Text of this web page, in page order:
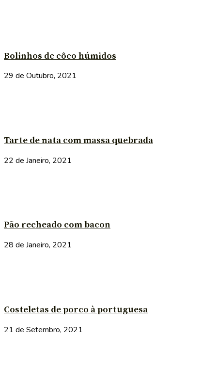
Bolinhos de côco húmidos
29 de Outubro, 2021
Tarte de nata com massa quebrada
22 de Janeiro, 2021
Pão recheado com bacon
28 de Janeiro, 2021
Costeletas de porco à portuguesa
21 de Setembro, 2021